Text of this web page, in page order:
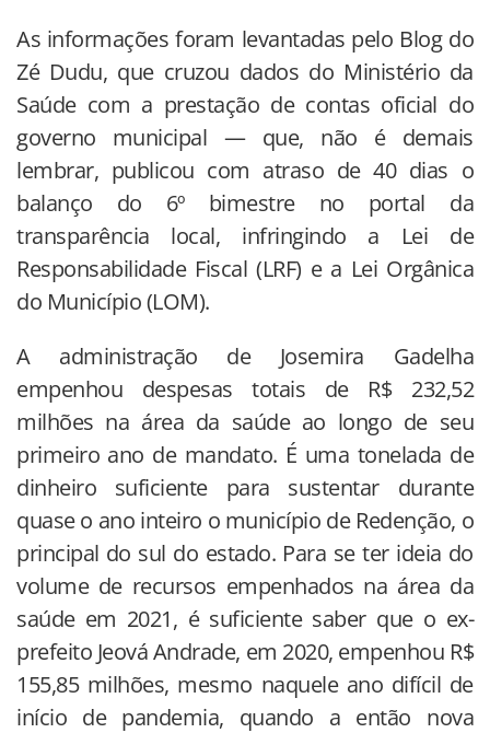
As informações foram levantadas pelo Blog do
Zé Dudu, que cruzou dados do Ministério da
Saúde com a prestação de contas oficial do
governo municipal — que, não é demais
lembrar, publicou com atraso de 40 dias o
balanço do 6º bimestre no portal da
transparência local, infringindo a Lei de
Responsabilidade Fiscal (LRF) e a Lei Orgânica
do Município (LOM).
A administração de Josemira Gadelha
empenhou despesas totais de R$ 232,52
milhões na área da saúde ao longo de seu
primeiro ano de mandato. É uma tonelada de
dinheiro suficiente para sustentar durante
quase o ano inteiro o município de Redenção, o
principal do sul do estado. Para se ter ideia do
volume de recursos empenhados na área da
saúde em 2021, é suficiente saber que o ex-
prefeito Jeová Andrade, em 2020, empenhou R$
155,85 milhões, mesmo naquele ano difícil de
início de pandemia, quando a então nova